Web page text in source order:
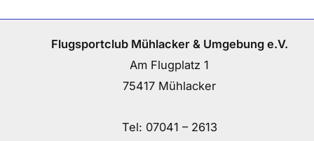
Flugsportclub Mühlacker & Umgebung e.V.
Am Flugplatz 1
75417 Mühlacker
Tel: 07041 – 2613